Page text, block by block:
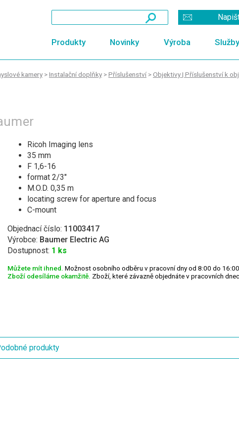
Produkty Novinky Výroba
kamery >Instalační doplňky >Příslušenství >Objektivy | Příslušenství k
Ricoh Imaging lens
35 mm
F 1,6-16
format 2/3"
M.O.D. 0,35 m
locating screw for aperture and focus
C-mount
Objednací číslo: 11003417
Výrobce: Baumer Electric AG
Dostupnost: 1 ks
Můžete mít ihned. Možnost osobního odběru v pracovní dny od 8:00 do
Zboží odesíláme okamžitě. Zboží, které závazně objednáte v pracovních
produkty